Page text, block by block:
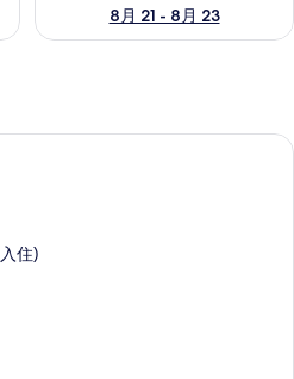
8月 21 - 8月 23
豪華客房 | 埃及棉床單、高級寢具、
住)